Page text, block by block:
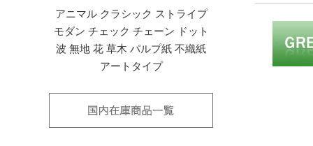
アニマル クラシック ストライプ
モダン チェック チェーン
ドット
波 無地 花 草木 パルプ紙 不織紙
アートタイプ